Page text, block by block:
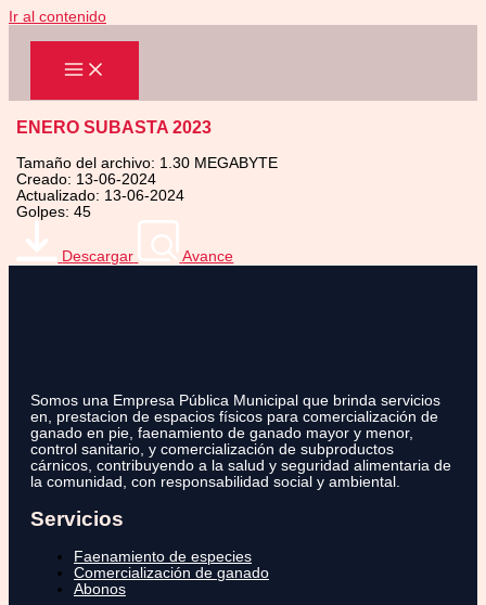
Ir al contenido
ENERO SUBASTA 2023
Tamaño del archivo: 1.30 MEGABYTE
Creado: 13-06-2024
Actualizado: 13-06-2024
Golpes: 45
Descargar Avance
Somos una Empresa Pública Municipal que brinda servicios
en, prestacion de espacios físicos para comercialización de
ganado en pie, faenamiento de ganado mayor y menor,
control sanitario, y comercialización de subproductos
cárnicos, contribuyendo a la salud y seguridad alimentaria de
la comunidad, con responsabilidad social y ambiental.
Servicios
Faenamiento de especies
Comercialización de ganado
Abonos